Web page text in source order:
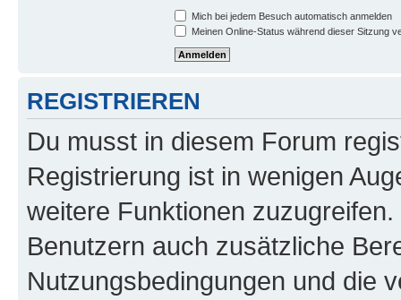
Mich bei jedem Besuch automatisch anmelden
Meinen Online-Status während dieser Sitzung
REGISTRIEREN
Du musst in diesem Forum
Registrierung ist in wenigen
weitere Funktionen
Benutzern auch zusätzliche
Nutzungsbedingungen und die